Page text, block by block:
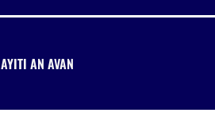
AYITI AN AVAN